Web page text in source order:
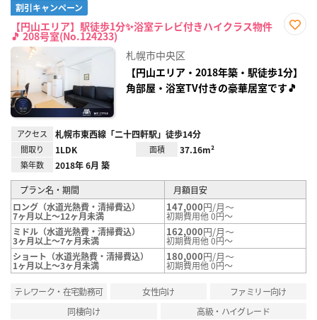
割引キャンペーン
【円山エリア】駅徒歩1分✨浴室テレビ付きハイクラス物件
🎵 208号室(No.124233)
録
札幌市中央区
【円山エリア・2018年築・駅徒歩1分】
角部屋・浴室TV付きの豪華居室です🎵
アクセス 札幌市東西線「二十四軒駅」徒歩14分
間取り 1LDK 面積 37.16m²
築年数 2018年 6月 築
プラン名・期間
月額目安
ロング（水道光熱費・清掃費込）
7ヶ月以上～12ヶ月未満
147,000円/月～
初期費用他 0円～
ミドル（水道光熱費・清掃費込）
3ヶ月以上～7ヶ月未満
162,000円/月～
初期費用他 0円～
ショート（水道光熱費・清掃費込）
1ヶ月以上～3ヶ月未満
180,000円/月～
初期費用他 0円～
テレワーク・在宅勤務可 女性向け
ファミリー向け
同棲向け
高級・ハイグレード